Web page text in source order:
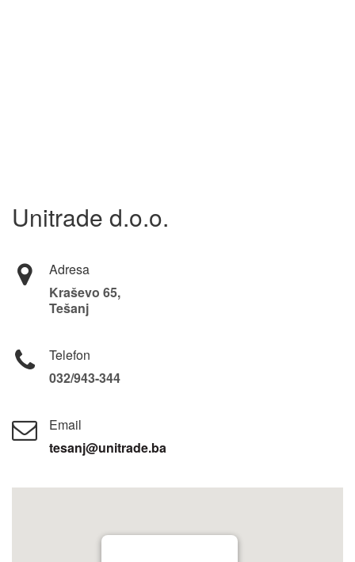
Unitrade d.o.o.
Adresa
Kraševo 65,
Tešanj
Telefon
032/943-344
Email
tesanj@unitrade.ba